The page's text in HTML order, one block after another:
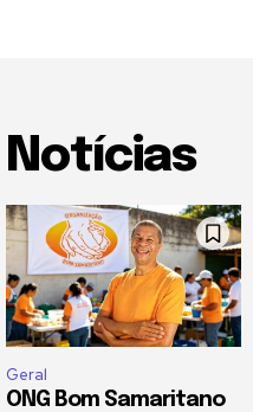
Notícias
Geral
ONG Bom Samaritano